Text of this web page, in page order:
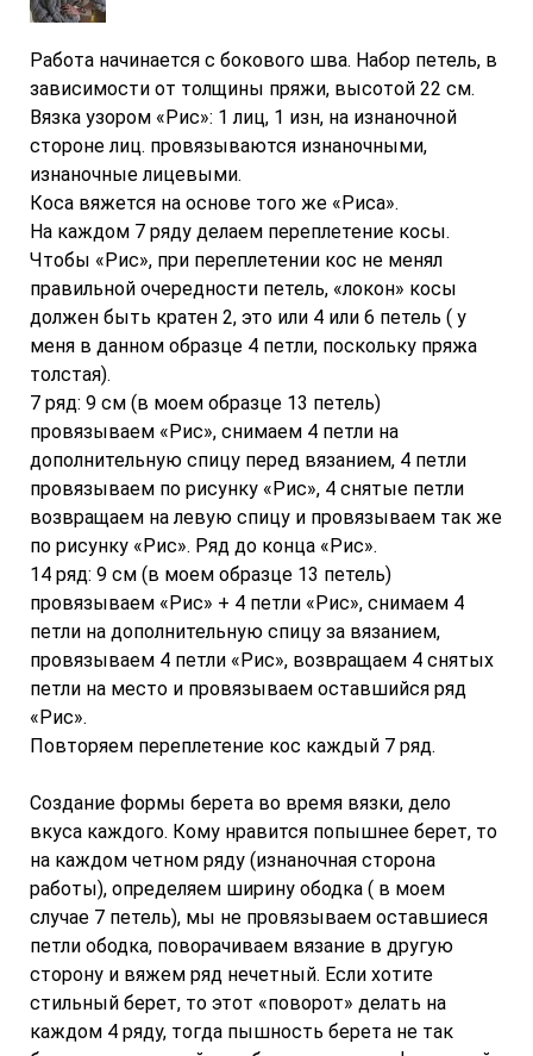
Работа начинается с бокового шва. Набор петель, в
зависимости от толщины пряжи, высотой 22 см.
Вязка узором «Рис»: 1 лиц, 1 изн, на изнаночной
стороне лиц. провязываются изнаночными,
изнаночные лицевыми.
Коса вяжется на основе того же «Риса».
На каждом 7 ряду делаем переплетение косы.
Чтобы «Рис», при переплетении кос не менял
правильной очередности петель, «локон» косы
должен быть кратен 2, это или 4 или 6 петель ( у
меня в данном образце 4 петли, поскольку пряжа
толстая).
7 ряд: 9 см (в моем образце 13 петель)
провязываем «Рис», снимаем 4 петли на
дополнительную спицу перед вязанием, 4 петли
провязываем по рисунку «Рис», 4 снятые петли
возвращаем на левую спицу и провязываем так же
по рисунку «Рис». Ряд до конца «Рис».
14 ряд: 9 см (в моем образце 13 петель)
провязываем «Рис» + 4 петли «Рис», снимаем 4
петли на дополнительную спицу за вязанием,
провязываем 4 петли «Рис», возвращаем 4 снятых
петли на место и провязываем оставшийся ряд
«Рис».
Повторяем переплетение кос каждый 7 ряд.
Создание формы берета во время вязки, дело
вкуса каждого. Кому нравится попышнее берет, то
на каждом четном ряду (изнаночная сторона
работы), определяем ширину ободка ( в моем
случае 7 петель), мы не провязываем оставшиеся
петли ободка, поворачиваем вязание в другую
сторону и вяжем ряд нечетный. Если хотите
стильный берет, то этот «поворот» делать на
каждом 4 ряду, тогда пышность берета не так